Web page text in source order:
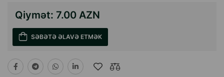
Qiymət: 7.00 AZN
SƏBƏTƏ ƏLAVƏ ETMƏK